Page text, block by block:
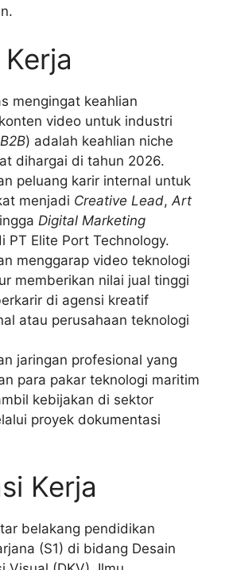
mengingat keahlian
video untuk industri
B2B) adalah keahlian niche
dihargai di tahun 2026.
peluang karir internal untuk
menjadi Creative Lead, Art
Digital Marketing
PT Elite Port Technology.
menggarap video teknologi
memberikan nilai jual tinggi
di agensi kreatif
atau perusahaan teknologi
jaringan profesional yang
para pakar teknologi maritim
kebijakan di sektor
proyek dokumentasi
Kerja
belakang pendidikan
(S1) di bidang Desain